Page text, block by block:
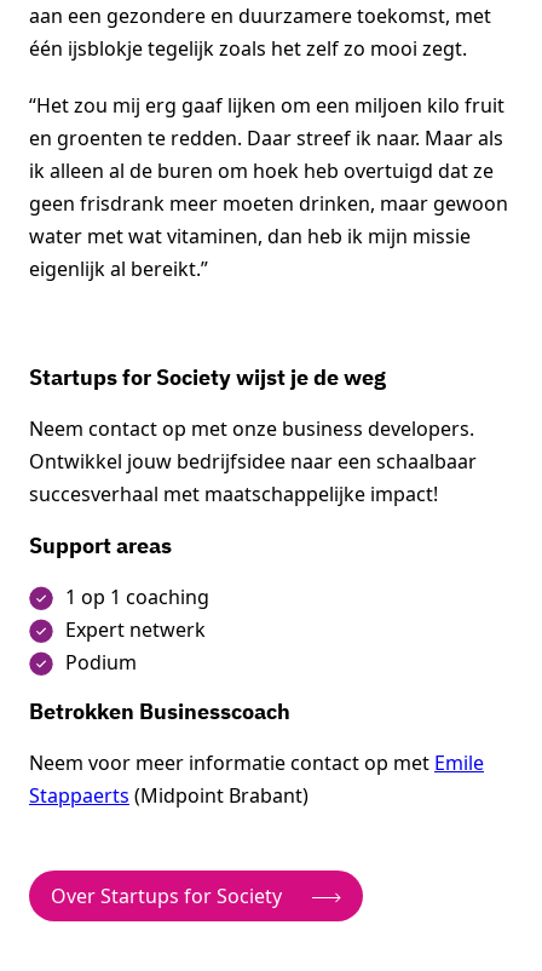
aan een gezondere en duurzamere toekomst, met
één ijsblokje tegelijk zoals het zelf zo mooi zegt.
“Het zou mij erg gaaf lijken om een miljoen kilo fruit
en groenten te redden. Daar streef ik naar. Maar als
ik alleen al de buren om hoek heb overtuigd dat ze
geen frisdrank meer moeten drinken, maar gewoon
water met wat vitaminen, dan heb ik mijn missie
eigenlijk al bereikt.”
Startups for Society wijst je de weg
Neem contact op met onze business developers.
Ontwikkel jouw bedrijfsidee naar een schaalbaar
succesverhaal met maatschappelijke impact!
Support areas
1 op 1 coaching
Expert netwerk
Podium
Betrokken Businesscoach
Neem voor meer informatie contact op met Emile
Stappaerts (Midpoint Brabant)
Over Startups for Society